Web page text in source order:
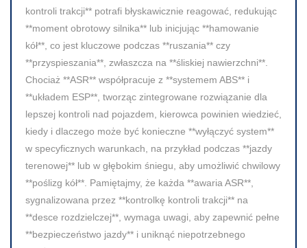
kontroli trakcji** potrafi błyskawicznie reagować, redukując
**moment obrotowy silnika** lub inicjując **hamowanie
kół**, co jest kluczowe podczas **ruszania** czy
**przyspieszania**, zwłaszcza na **śliskiej nawierzchni**.
Chociaż **ASR** współpracuje z **systemem ABS** i
**układem ESP**, tworząc zintegrowane rozwiązanie dla
lepszej kontroli nad pojazdem, kierowca powinien wiedzieć,
kiedy i dlaczego może być konieczne **wyłączyć system**
w specyficznych warunkach, na przykład podczas **jazdy
terenowej** lub w głębokim śniegu, aby umożliwić chwilowy
**poślizg kół**. Pamiętajmy, że każda **awaria ASR**,
sygnalizowana przez **kontrolkę kontroli trakcji** na
**desce rozdzielczej**, wymaga uwagi, aby zapewnić pełne
**bezpieczeństwo jazdy** i uniknąć niepotrzebnego